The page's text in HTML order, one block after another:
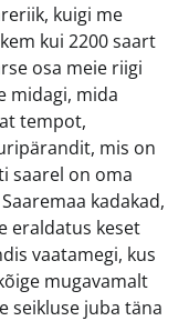
kuigi me
kui 2200 saart
osa meie riigi
midagi, mida
tempot,
mis on
saarel on oma
kadakad,
eraldatus keset
vaatamegi, kus
mugavamalt
seikluse juba täna